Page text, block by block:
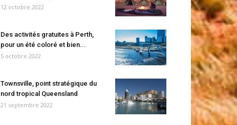
12 octobre 2022
Des activités gratuites à Perth,
pour un été coloré et bien...
5 octobre 2022
Townsville, point stratégique du
nord tropical Queensland
21 septembre 2022